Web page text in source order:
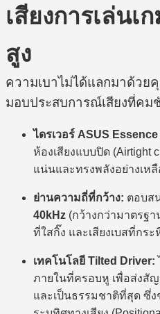
เสียงการเล่นเ
สูง
ความเบาไม่ได้แลกมาด้วย
มอบประสบการณ์เสียงที่คม
ไดรเวอร์ ASUS
ห้องเสียงแบบปิด (Airtight
แน่นและทรงพลังอย่างเหลื
ย่านความถี่ที่กว้าง: ตอบส
40kHz (กว้างกว่ามาตรฐ
ที่ใสกิ๊ง และเสียงเบสที่กร
เทคโนโลยี Tilted Driver:
ภายในที่ครอบหู เพื่อส่งสั
และเป็นธรรมชาติที่สุด ซึ่
ระบุทิศทางเสียง